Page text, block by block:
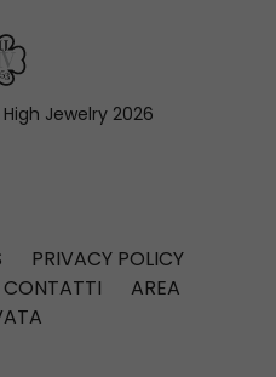
Jewelry 2026
PRIVACY POLICY
CONTATTI
AREA